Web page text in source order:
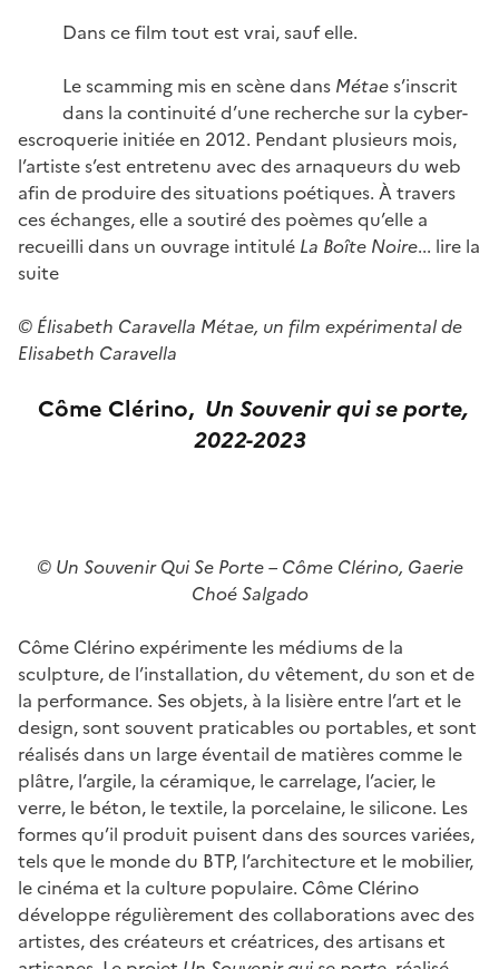
Dans ce film tout est vrai, sauf elle.
Le scamming mis en scène dans Métaes’inscrit
dans la continuité d’une recherche sur la cyber-
escroquerie initiée en 2012. Pendant plusieurs mois,
l’artiste s’est entretenu avec des arnaqueurs du web
afin de produire des situations poétiques. À travers
ces échanges, elle a soutiré des poèmes qu’elle a
recueilli dans un ouvrage intitulé La Boîte Noire... lire la
suite
© Élisabeth Caravella Métae, un film expérimental de
Elisabeth Caravella
Côme Clérino, Un Souvenir qui se porte,
2022-2023
© Un Souvenir Qui Se Porte – Côme Clérino, Gaerie
Choé Salgado
Côme Clérino expérimente les médiums de la
sculpture, de l’installation, du vêtement, du son et de
la performance. Ses objets, à la lisière entre l’art et le
design, sont souvent praticables ou portables, et sont
réalisés dans un large éventail de matières comme le
plâtre, l’argile, la céramique, le carrelage, l’acier, le
verre, le béton, le textile, la porcelaine, le silicone. Les
formes qu’il produit puisent dans des sources variées,
tels que le monde du BTP, l’architecture et le mobilier,
le cinéma et la culture populaire. Côme Clérino
développe régulièrement des collaborations avec des
artistes, des créateurs et créatrices, des artisans et